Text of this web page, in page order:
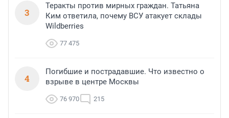
3
Теракты против мирных граждан. Татьяна
Ким ответила, почему ВСУ атакует склады
Wildberries
77 475
4
Погибшие и пострадавшие. Что известно о
взрыве в центре Москвы
76 970 215